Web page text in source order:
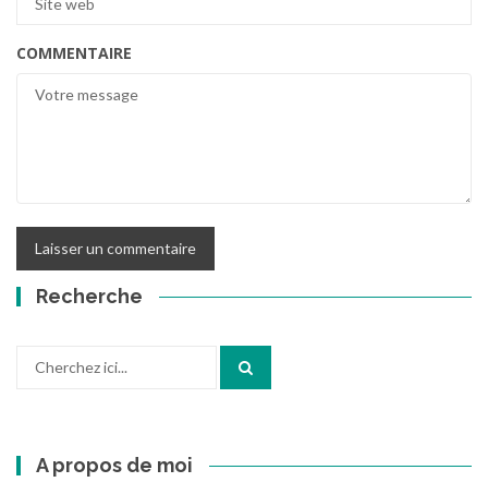
COMMENTAIRE
Recherche
A propos de moi